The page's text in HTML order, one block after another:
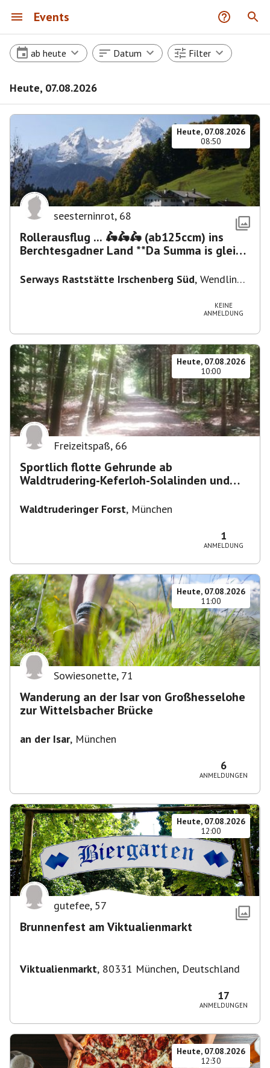
Events
ab heute Datum Filter
Heute, 07.08.2026
Heute, 07.08.2026
08:50
seesterninrot, 68
Rollerausflug ... 🛵🛵🛵 (ab125ccm) ins
Berchtesgadner Land **Da Summa is glei
Serways Raststätte Irschenberg Süd, Wendling
KEINE
ANMELDUNG
Heute, 07.08.2026
10:00
Freizeitspaß, 66
Sportlich flotte Gehrunde ab
Waldtrudering-Keferloh-Solalinden und
Waldtruderinger Forst, München
1
ANMELDUNG
Heute, 07.08.2026
11:00
Sowiesonette, 71
Wanderung an der Isar von Großhesselohe
zur Wittelsbacher Brücke
an der Isar, München
6
ANMELDUNGEN
Heute, 07.08.2026
12:00
gutefee, 57
Brunnenfest am Viktualienmarkt
Viktualienmarkt, 80331 München, Deutschland
17
ANMELDUNGEN
Heute, 07.08.2026
12:30